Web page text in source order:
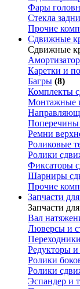
Фары
Стекла
Прочие
Сдвижные
Сдвижные
Каретки и
Багры (8)
Комплекты
Монтажные
Поперечины
Ремни
Роликовые
Ролики
Фиксаторы
Шарниры
Прочие
Запчасти
Запчасти
Вал
Люверсы и
Редукторы
Ролики
Ролики
Эспандер и